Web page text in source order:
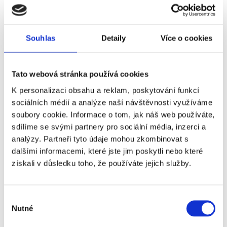
Souhlas Detaily Více o cookies
Tato webová stránka používá cookies
K personalizaci obsahu a reklam, poskytování funkcí
sociálních médií a analýze naší návštěvnosti využíváme
soubory cookie. Informace o tom, jak náš web používáte,
sdílíme se svými partnery pro sociální média, inzerci a
analýzy. Partneři tyto údaje mohou zkombinovat s
dalšími informacemi, které jste jim poskytli nebo které
získali v důsledku toho, že používáte jejich služby.
souhlasu
Nutné
Skupina B
: Jihoafrická republika, Itálie, Gruzie, Rumunsko
Skupina C
Skupina E: Francie, Japonsko, USA, Samoa
Skupina F: Anglie, Wales, Tonga, Zimbabwe
Kompletní
Č. Datum Čas Skupina Zápas
Pá 1. 10. 18:45
2 So 2. 10. 12:15 F Wales – Zimbabwe
4 So 2. 10. Francie – USA